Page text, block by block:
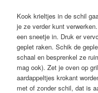
Kook krieltjes in de schil
je ze verder kunt
een sneetje in. Druk er
geplet raken. Schik de
schaal en besprenkel ze
mag ook). Zet je oven op
aardappeltjes krokant
met of zonder schil, dat is